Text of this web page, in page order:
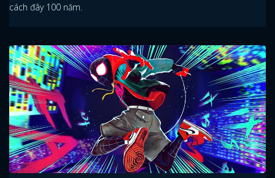
cách đây 100 năm.